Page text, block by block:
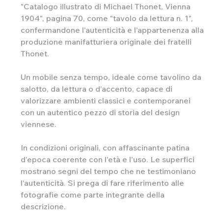
"Catalogo illustrato di Michael Thonet, Vienna
1904", pagina 70, come "tavolo da lettura n. 1",
confermandone l'autenticità e l'appartenenza alla
produzione manifatturiera originale dei fratelli
Thonet.
Un mobile senza tempo, ideale come tavolino da
salotto, da lettura o d'accento, capace di
valorizzare ambienti classici e contemporanei
con un autentico pezzo di storia del design
viennese.
In condizioni originali, con affascinante patina
d'epoca coerente con l'età e l'uso. Le superfici
mostrano segni del tempo che ne testimoniano
l'autenticità. Si prega di fare riferimento alle
fotografie come parte integrante della
descrizione.